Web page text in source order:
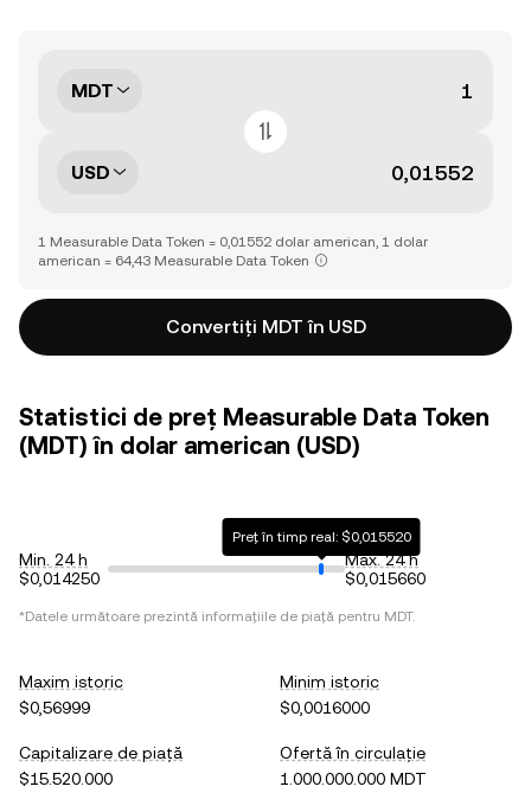
MDT
USD
1 Measurable Data Token = 0,01552 dolar american, 1 dolar
american = 64,43 Measurable Data Token
Convertiți MDT în USD
Statistici de preț Measurable Data Token
(MDT) în dolar american (USD)
Min. 24 h
$0,014250
Preț în timp real: $0,015520
Max. 24 h
$0,015660
*Datele următoare prezintă informațiile de piață pentru MDT.
Maxim istoric
$0,56999
Minim istoric
$0,0016000
Capitalizare de piață
$15.520.000
Ofertă în circulație
1.000.000.000 MDT